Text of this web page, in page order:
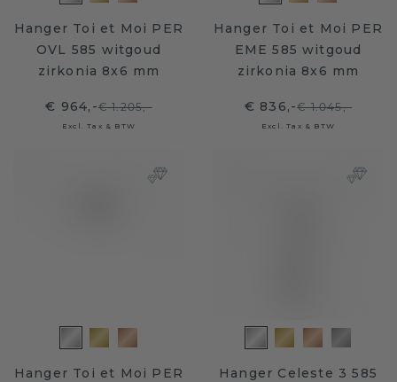
Hanger Toi et Moi PER
OVL 585 witgoud
zirkonia 8x6 mm
€ 964,-€ 1.205,-
Excl. Tax & BTW
Hanger Toi et Moi PER
EME 585 witgoud
zirkonia 8x6 mm
€ 836,-€ 1.045,-
Excl. Tax & BTW
Hanger Toi et Moi PER
Hanger Celeste 3 585